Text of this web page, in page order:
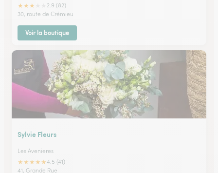
★★★
2.9 (82)
30, route de Crémieu
Voir la boutique
Sylvie Fleurs
Les Avenieres
★★★★★4.5 (41)
41, Grande Rue